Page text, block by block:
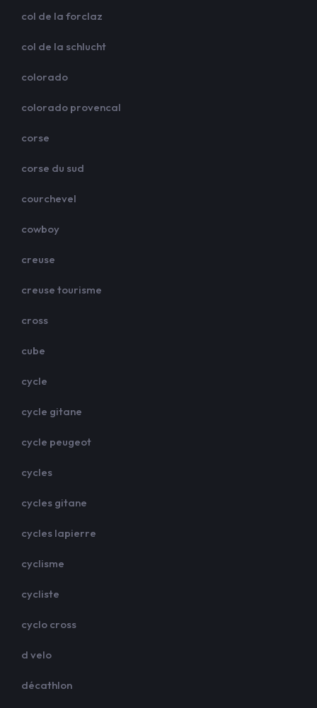
col de la forclaz
col de la schlucht
colorado
colorado provencal
corse
corse du sud
courchevel
cowboy
creuse
creuse tourisme
cross
cube
cycle
cycle gitane
cycle peugeot
cycles
cycles gitane
cycles lapierre
cyclisme
cycliste
cyclo cross
d velo
décathlon